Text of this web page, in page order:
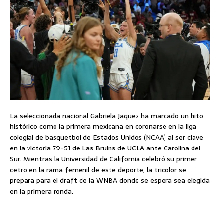
La seleccionada nacional Gabriela Jaquez ha marcado un hito
histórico como la primera mexicana en coronarse en la liga
colegial de basquetbol de Estados Unidos (NCAA) al ser clave
en la victoria 79-51 de Las Bruins de UCLA ante Carolina del
Sur. Mientras la Universidad de California celebró su primer
cetro en la rama femenil de este deporte, la tricolor se
prepara para el draft de la WNBA donde se espera sea elegida
en la primera ronda.